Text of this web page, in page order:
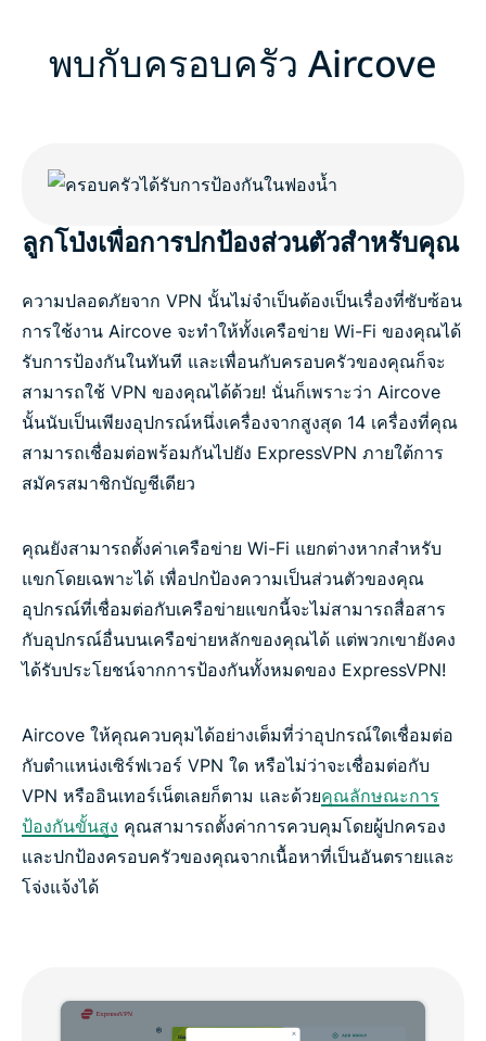
พบกับครอบครัว Aircove
ลูกโป่งเพื่อการปกป้องส่วนตัวสำหรับคุณ
ความปลอดภัยจาก VPN นั้นไม่จำเป็นต้องเป็นเรื่องที่ซับซ้อน
การใช้งาน Aircove จะทำให้ทั้งเครือข่าย Wi-Fi ของคุณได้
รับการป้องกันในทันที และเพื่อนกับครอบครัวของคุณก็จะ
สามารถใช้ VPN ของคุณได้ด้วย! นั่นก็เพราะว่า Aircove
นั้นนับเป็นเพียงอุปกรณ์หนึ่งเครื่องจากสูงสุด 14 เครื่องที่คุณ
สามารถเชื่อมต่อพร้อมกันไปยัง ExpressVPN ภายใต้การ
สมัครสมาชิกบัญชีเดียว
คุณยังสามารถตั้งค่าเครือข่าย Wi-Fi แยกต่างหากสำหรับ
แขกโดยเฉพาะได้ เพื่อปกป้องความเป็นส่วนตัวของคุณ
อุปกรณ์ที่เชื่อมต่อกับเครือข่ายแขกนี้จะไม่สามารถสื่อสาร
กับอุปกรณ์อื่นบนเครือข่ายหลักของคุณได้ แต่พวกเขายังคง
ได้รับประโยชน์จากการป้องกันทั้งหมดของ ExpressVPN!
Aircove ให้คุณควบคุมได้อย่างเต็มที่ว่าอุปกรณ์ใดเชื่อมต่อ
กับตำแหน่งเซิร์ฟเวอร์ VPN ใด หรือไม่ว่าจะเชื่อมต่อกับ
VPN หรืออินเทอร์เน็ตเลยก็ตาม และด้วยคุณลักษณะการ
ป้องกันขั้นสูง คุณสามารถตั้งค่าการควบคุมโดยผู้ปกครอง
และปกป้องครอบครัวของคุณจากเนื้อหาที่เป็นอันตรายและ
โจ่งแจ้งได้